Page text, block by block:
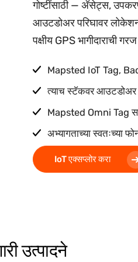
गोष्टींसाठी — अ‍ॅसेट्स,
आउटडोअर परिघावर
पक्षीय GPS भागीदाराची गरज
Mapsted IoT Tag,
त्याच स्टॅकवर आउटडोअर
Mapsted Omni Tag
अभ्यागताच्या स्वतःच्या
IoT एक्सप्लोर करा
उत्पादने